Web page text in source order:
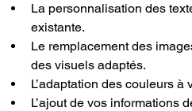
La personnalisation des
existante.
Le remplacement des
des visuels adaptés.
L’adaptation des couleurs à
L’ajout de vos informations